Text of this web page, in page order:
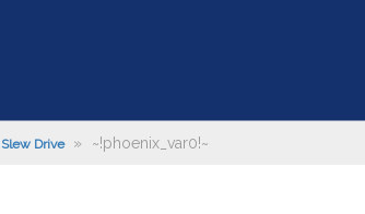
Drive » ~!phoenix_var0!~